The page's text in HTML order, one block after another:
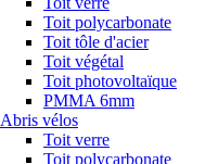
Toit polycarbonate
Toit tôle d'acier
Toit végétal
Toit photovoltaïque
PMMA 6mm
Abris vélos
Toit verre
Toit polycarbonate